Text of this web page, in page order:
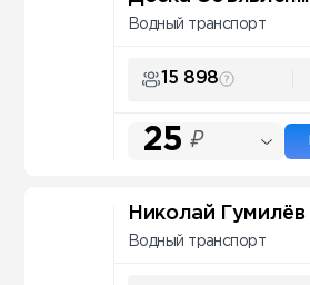
Водный транспорт
15 898
25 ₽
Николай Гумилёв
Водный транспорт